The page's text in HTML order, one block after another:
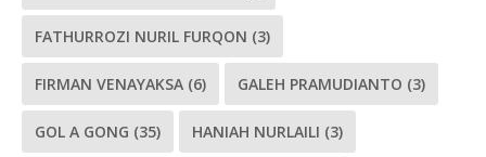
FATHURROZI NURIL FURQON (3)
FIRMAN VENAYAKSA (6) GALEH PRAMUDIANTO (3)
GOL A GONG (35) HANIAH NURLAILI (3)